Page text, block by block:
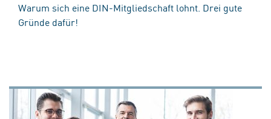
Warum sich eine DIN-Mitgliedschaft lohnt. Drei gute
Gründe dafür!